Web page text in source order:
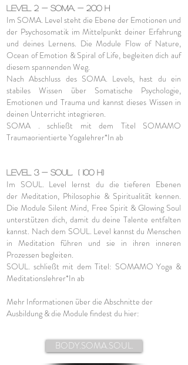
Level 2 - SOMA. - 200 h
Im SOMA. Level steht die Ebene der Emotionen und
der Psychosomatik im Mittelpunkt deiner Erfahrung
und deines Lernens. DieModule Flow of Nature,
Ocean of Emotion & Spiral of Life, begleiten dich auf
diesem spannenden Weg.
Nach Abschluss des SOMA. Levels, hast du ein
stabiles Wissen über Somatische Psychologie,
Emotionen und Trauma und kannst dieses Wissen in
deinen Unterricht integrieren.
SOMA . schließt mit dem Titel SOMAMO
Traumaorientierte Yogalehrer*In ab
Level 3 - SOUL. ( 100 h)
Im SOUL. Level lernst du die tieferen Ebenen
der Meditation, Philosophie & Spiritualität kennen.
Die Module Silent Mind, Free Spirit & Glowing Soul
unterstützen dich, damit du deine Talente entfalten
kannst. Nach dem SOUL. Level kannst du Menschen
in Meditation führen und sie in ihren inneren
Prozessen begleiten.
SOUL. schließt mit dem Titel: SOMAMO Yoga &
Meditationslehrer*In ab
Mehr Informationen über die Abschnitte der
Ausbildung & die Module findest du hier:
BODY.SOMA.SOUL.